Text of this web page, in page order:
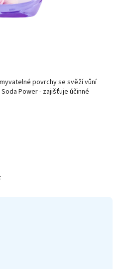
povrchy se svěží vůní
Power - zajišťuje účinné